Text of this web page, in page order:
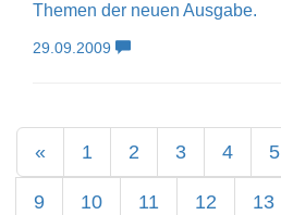
Themen der neuen Ausgabe.
29.09.2009
« 1 2 3 4 5
9 10 11 12 13